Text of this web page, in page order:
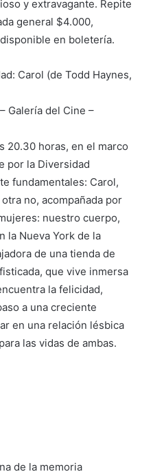
y extravagante. Repite
general $4.000,
en boletería.
Carol (de Todd Haynes,
Galería del Cine –
20.30 horas, en el marco
por la Diversidad
fundamentales: Carol,
no, acompañada por
nuestro cuerpo,
la Nueva York de la
de una tienda de
que vive inmersa
la felicidad,
a una creciente
en una relación lésbica
las vidas de ambas.
de la memoria